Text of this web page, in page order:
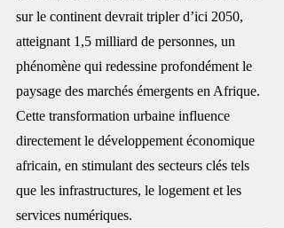
sur le continent devrait tripler d’ici 2050,
atteignant 1,5 milliard de personnes, un
phénomène qui redessine profondément le
paysage des marchés émergents en Afrique.
Cette transformation urbaine influence
directement le développement économique
africain, en stimulant des secteurs clés tels
que les infrastructures, le logement et les
services numériques.